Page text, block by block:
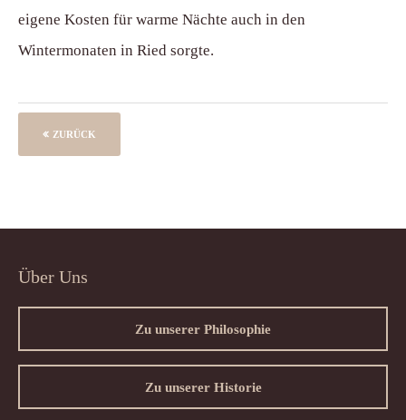
eigene Kosten für warme Nächte auch in den
Wintermonaten in Ried sorgte.
ZURÜCK
Über Uns
Zu unserer Philosophie
Zu unserer Historie